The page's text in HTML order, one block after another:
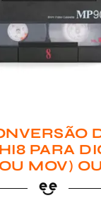
PARA
MOV)